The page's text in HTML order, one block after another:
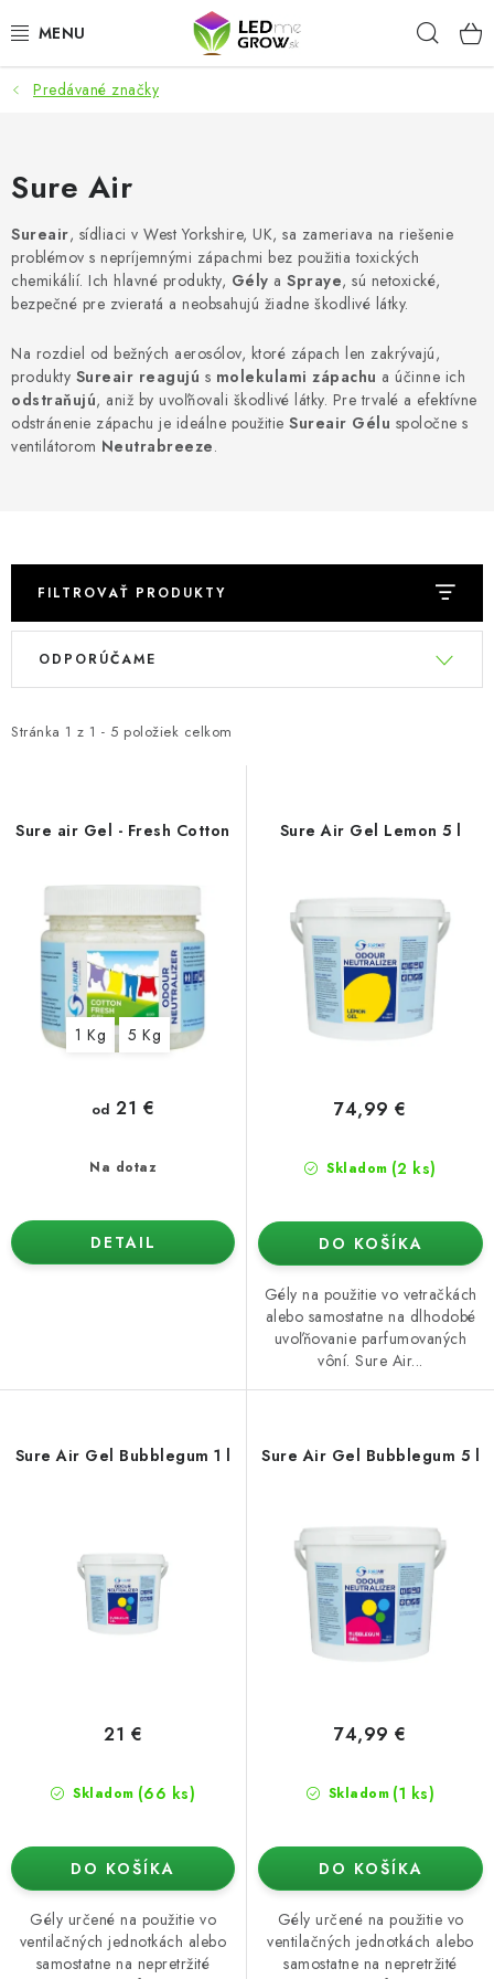
na
AKCIE
PRE AKVÁRIA
SMART GARDEN
Hodnotenie obchodu O nákupu
Predávané značky
Sure Air
Sureair, sídliaci v West Yorkshire, UK, sa zameriava na riešenie
problémov s nepríjemnými zápachmi bez použitia toxických
chemikálií. Ich hlavné produkty, Gély a Spraye, sú netoxické,
bezpečné pre zvieratá a neobsahujú žiadne škodlivé látky.
Na rozdiel od bežných aerosólov, ktoré zápach len zakrývajú,
produkty Sureair reagujú s molekulami zápachu a účinne ich
odstraňujú, aniž by uvoľňovali škodlivé látky. Pre trvalé a efektívne
odstránenie zápachu je ideálne použitie Sureair Gélu spoločne s
ventilátorom Neutrabreeze.
FILTROVAŤ PRODUKTY
V
i
r
Stránka 1 z 1 - 5 položiek celkom
R
e
e
ODPORÚČAME
Sure air Gel - Fresh Cotton
1 Kg 5 Kg
Na dotaz
od 21 €
DETAIL
Sure Air Gel Lemon 5 l
Skladom (2 ks)
74,99 €
DO KOŠÍKA
Gély na použitie vo vetračkách
alebo samostatne na dlhodobé
uvoľňovanie parfumovaných
vôní. Sure Air...
Sure Air Gel Bubblegum 1 l
Skladom (66 ks)
21 €
DO KOŠÍKA
Gély určené na použitie vo
ventilačných jednotkách alebo
samostatne na nepretržité
Sure Air Gel Bubblegum 5 l
Skladom (1 ks)
74,99 €
DO KOŠÍKA
Gély určené na použitie vo
ventilačných jednotkách alebo
samostatne na nepretržité